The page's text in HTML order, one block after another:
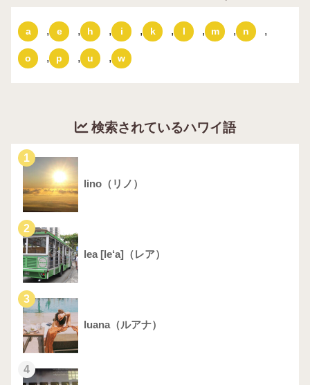
a , e , h , i , k , l , m , n ,
o , p , u , w
検索されているハワイ語
1
lino（リノ）
2
lea [le‘a]（レア）
3
luana（ルアナ）
4